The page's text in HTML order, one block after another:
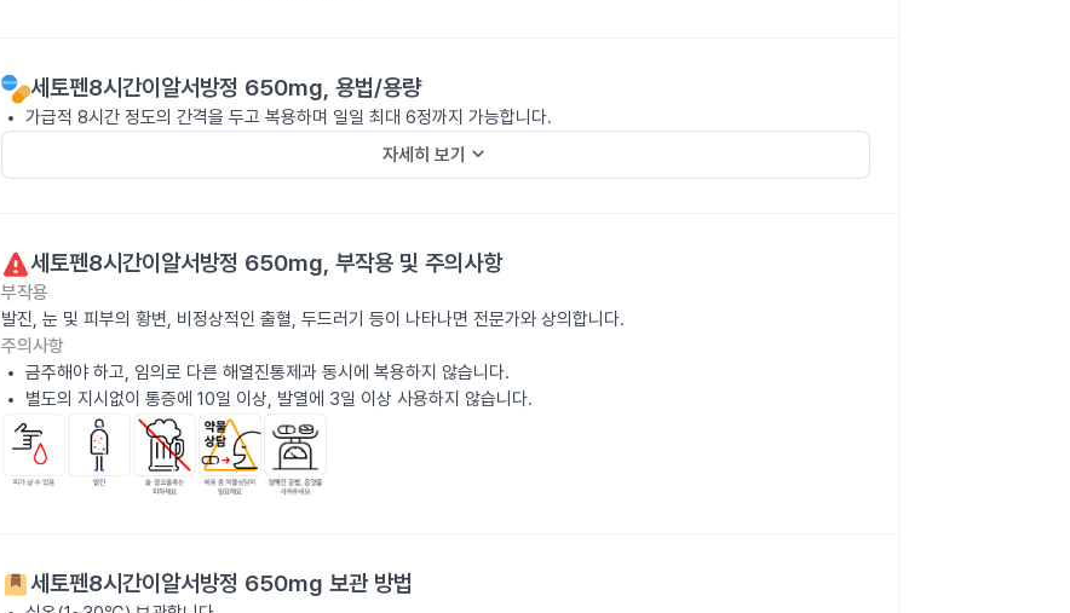
세토펜8시간이알서방정 650mg, 용법/용량
가급적 8시간 정도의 간격을 두고 복용하며 일일 최대 6정까지 가능합니다.
자세히 보기 keyboard_arrow_down
세토펜8시간이알서방정 650mg, 부작용 및 주의사항
부작용
발진, 눈 및 피부의 황변, 비정상적인 출혈, 두드러기 등이 나타나면 전문가와 상의합니다.
주의사항
금주해야 하고, 임의로 다른 해열진통제과 동시에 복용하지 않습니다.
별도의 지시없이 통증에 10일 이상, 발열에 3일 이상 사용하지 않습니다.
세토펜8시간이알서방정 650mg 보관 방법